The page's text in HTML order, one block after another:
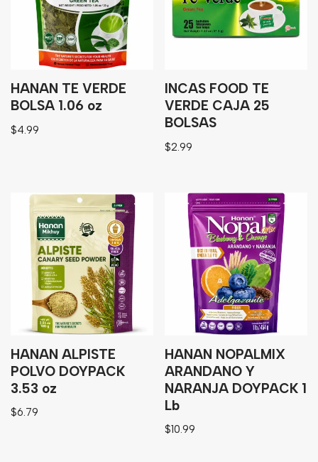
HANAN TE VERDE
BOLSA 1.06 oz
$4.99
INCAS FOOD TE
VERDE CAJA 25
BOLSAS
$2.99
HANAN ALPISTE
POLVO DOYPACK
3.53 oz
$6.79
HANAN NOPALMIX
ARANDANO Y
NARANJA DOYPACK 1
Lb
$10.99